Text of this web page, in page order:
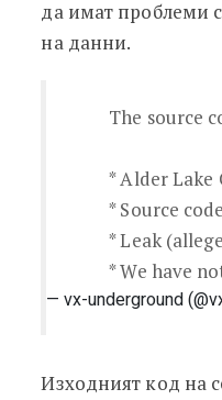
да имат проблеми
на данни.
The source
* Alder Lake
* Source
* Leak
* We have
— vx-underground
Изходният код на